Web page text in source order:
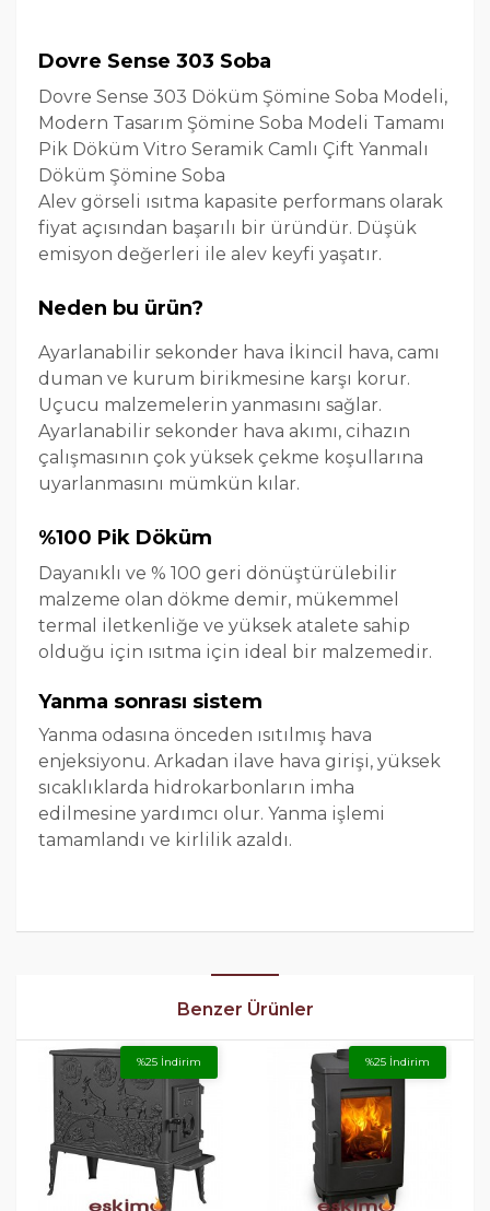
Dovre Sense 303 Soba
Dovre Sense 303 Döküm Şömine Soba Modeli,
Modern Tasarım Şömine Soba Modeli Tamamı
Pik Döküm Vitro Seramik Camlı Çift Yanmalı
Döküm Şömine Soba
Alev görseli ısıtma kapasite performans olarak
fiyat açısından başarılı bir üründür. Düşük
emisyon değerleri ile alev keyfi yaşatır.
Neden bu ürün?
Ayarlanabilir sekonder hava İkincil hava, camı
duman ve kurum birikmesine karşı korur.
Uçucu malzemelerin yanmasını sağlar.
Ayarlanabilir sekonder hava akımı, cihazın
çalışmasının çok yüksek çekme koşullarına
uyarlanmasını mümkün kılar.
%100 Pik Döküm
Dayanıklı ve % 100 geri dönüştürülebilir
malzeme olan dökme demir, mükemmel
termal iletkenliğe ve yüksek atalete sahip
olduğu için ısıtma için ideal bir malzemedir.
Yanma sonrası sistem
Yanma odasına önceden ısıtılmış hava
enjeksiyonu. Arkadan ilave hava girişi, yüksek
sıcaklıklarda hidrokarbonların imha
edilmesine yardımcı olur. Yanma işlemi
tamamlandı ve kirlilik azaldı.
Benzer Ürünler
%25 İndirim %25 İndirim